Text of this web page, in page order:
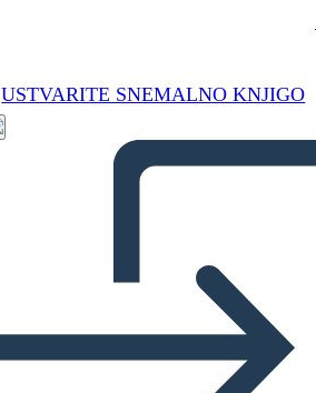
USTVARITE SNEMALNO KNJIGO